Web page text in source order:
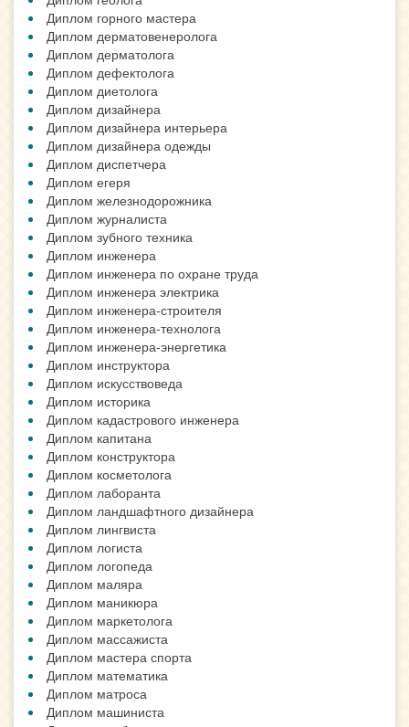
Диплом горного мастера
Диплом дерматовенеролога
Диплом дерматолога
Диплом дефектолога
Диплом диетолога
Диплом дизайнера
Диплом дизайнера интерьера
Диплом дизайнера одежды
Диплом диспетчера
Диплом егеря
Диплом железнодорожника
Диплом журналиста
Диплом зубного техника
Диплом инженера
Диплом инженера по охране труда
Диплом инженера электрика
Диплом инженера-строителя
Диплом инженера-технолога
Диплом инженера-энергетика
Диплом инструктора
Диплом искусствоведа
Диплом историка
Диплом кадастрового инженера
Диплом капитана
Диплом конструктора
Диплом косметолога
Диплом лаборанта
Диплом ландшафтного дизайнера
Диплом лингвиста
Диплом логиста
Диплом логопеда
Диплом маляра
Диплом маникюра
Диплом маркетолога
Диплом массажиста
Диплом мастера спорта
Диплом математика
Диплом матроса
Диплом машиниста